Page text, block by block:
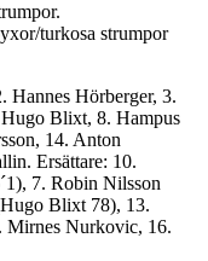
turkosa strumpor
Hannes Hörberger, 3.
Hugo Blixt, 8. Hampus
14. Anton
Ersättare: 10.
7. Robin Nilsson
Blixt 78), 13.
Mirnes Nurkovic, 16.